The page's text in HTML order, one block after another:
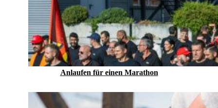
Anlaufen für einen Marathon